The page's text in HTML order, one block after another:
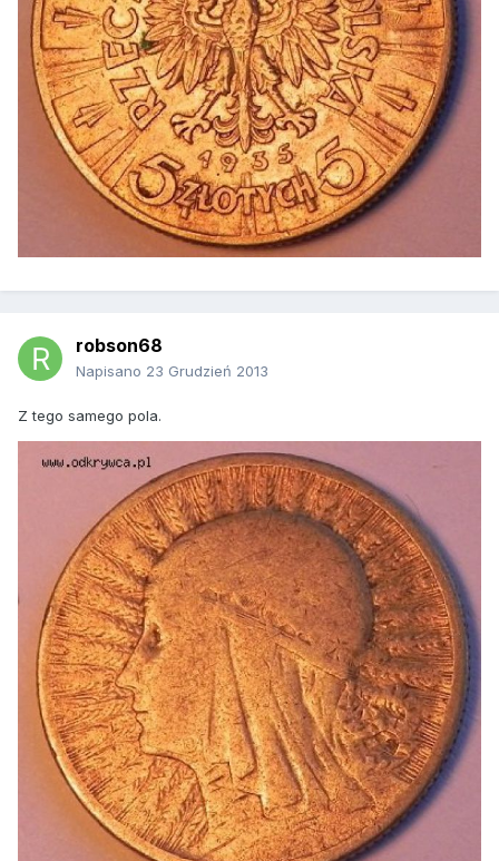
robson68
Napisano 23 Grudzień 2013
Z tego samego pola.